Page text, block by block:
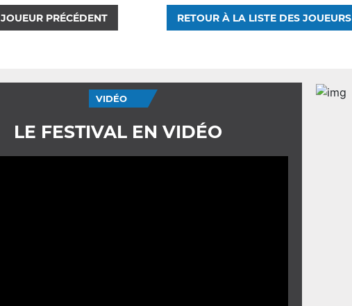
JOUEUR PRÉCÉDENT RETOUR À LA LISTE DES JOUEURS
VIDÉO
LE FESTIVAL EN VIDÉO